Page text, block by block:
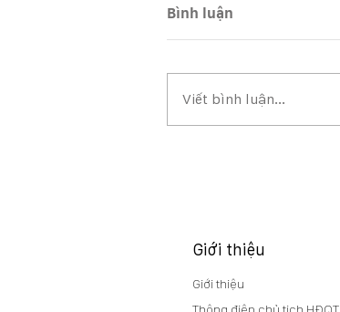
Bình luận
Viết bình luận...
Giới thiệu
Giới thiệu